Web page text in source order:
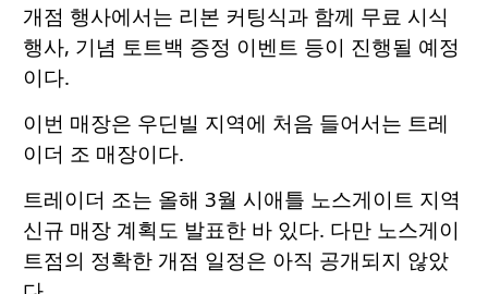
개점 행사에서는 리본 커팅식과 함께 무료 시식
행사, 기념 토트백 증정 이벤트 등이 진행될 예정
이다.
이번 매장은 우딘빌 지역에 처음 들어서는 트레
이더 조 매장이다.
트레이더 조는 올해 3월 시애틀 노스게이트 지역
신규 매장 계획도 발표한 바 있다. 다만 노스게이
트점의 정확한 개점 일정은 아직 공개되지 않았